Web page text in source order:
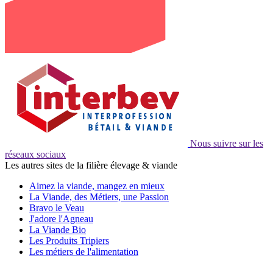
Nous suivre sur les
réseaux sociaux
Les autres sites de la filière élevage & viande
Aimez la viande, mangez en mieux
La Viande, des Métiers, une Passion
Bravo le Veau
J'adore l'Agneau
La Viande Bio
Les Produits Tripiers
Les métiers de l'alimentation